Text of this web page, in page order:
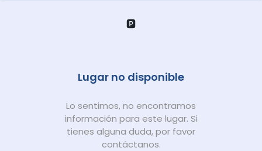
🅿️
Lugar no disponible
Lo sentimos, no encontramos
información para este lugar. Si
tienes alguna duda, por favor
contáctanos.